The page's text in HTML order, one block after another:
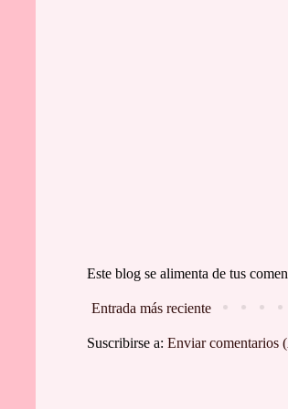
Este blog se alimenta de tus
Entrada más reciente
Suscribirse a: Enviar comentarios